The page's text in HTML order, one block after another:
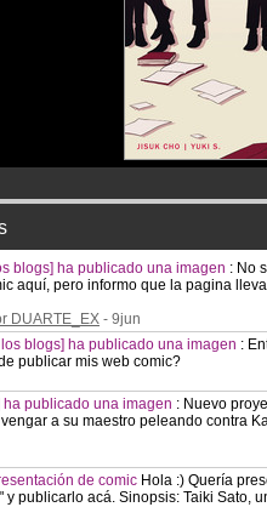
blogs] ha publicado una imagen : No
aquí, pero informo que la pagina
DUARTE_EX - 9jun
los blogs] ha publicado una imagen :
publicar mis web comic?
ha publicado una imagen : Nuevo
a su maestro peleando contra
de comic Hola :) Quería
y publicarlo acá. Sinopsis: Taiki Sato,